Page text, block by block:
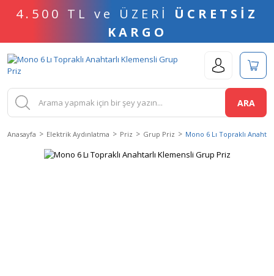
4.500 TL ve ÜZERİ ÜCRETSİZ
KARGO
ARA
Anasayfa Elektrik Aydınlatma Priz Grup Priz Mono 6 Lı Topraklı